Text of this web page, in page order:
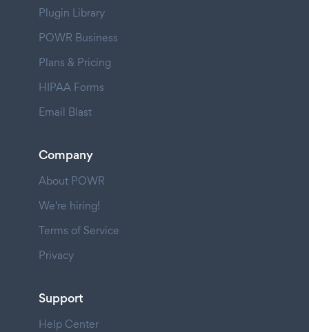
Plugin Library
POWR Business
Plans & Pricing
HIPAA Forms
Email Blast
Company
About POWR
We're hiring!
Terms of Service
Privacy
Support
Help Center